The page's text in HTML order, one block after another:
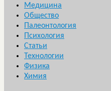
Медицина
Общество
Палеонтология
Психология
Статьи
Технологии
Физика
Химия